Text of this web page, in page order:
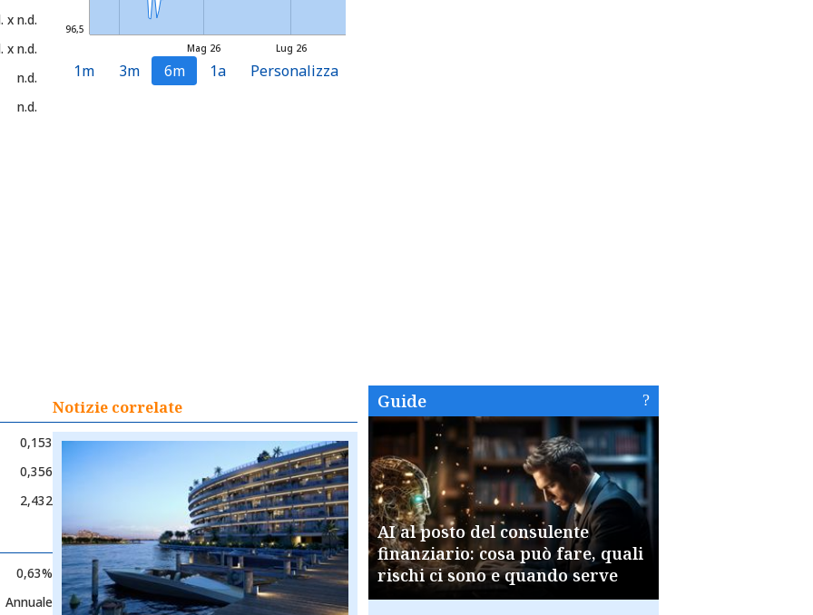
x n.d.
x n.d.
n.d.
n.d.
Lug 26
Mag 26
96,5
1m 3m 6m 1a Personalizza
0,153
0,356
2,432
0,63%
Annuale
Notizie correlate Guide
AI al posto del consulente
finanziario: cosa può fare, quali
rischi ci sono e quando serve